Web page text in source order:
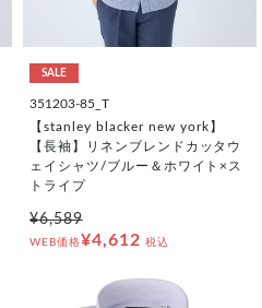
SALE
351203-85_T
【stanley blacker new york】
【長袖】リネンブレンドカッタウ
ェイシャツ/ブルー＆ホワイト×ス
トライプ
¥6,589
WEB価格¥4,612 税込